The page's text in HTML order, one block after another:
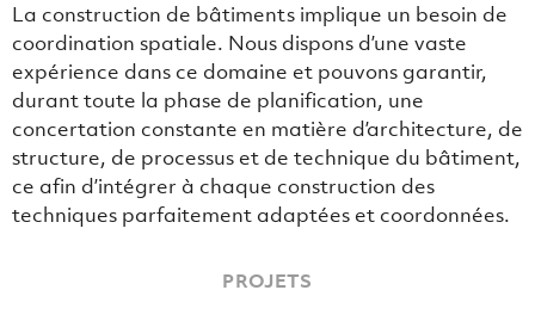
La construction de bâtiments implique un besoin de
coordination spatiale. Nous dispons d’une vaste
expérience dans ce domaine et pouvons garantir,
durant toute la phase de planification, une
concertation constante en matière d’architecture, de
structure, de processus et de technique du bâtiment,
ce afin d’intégrer à chaque construction des
techniques parfaitement adaptées et coordonnées.
PROJETS